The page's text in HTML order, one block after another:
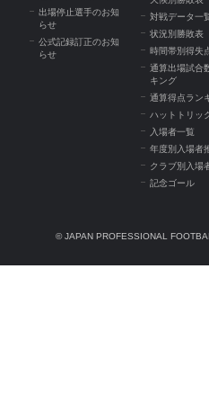
出場停止選手のお知
らせ
公式記録訂正のお知
らせ
対戦データ一
状況別勝敗表
時間帯別得失
通算出場試合
キング
通算得点ラン
ハットトリッ
入場者一覧
年度別入場者
クラブ別入場
記念ゴール
© JAPAN PROFESSIONAL